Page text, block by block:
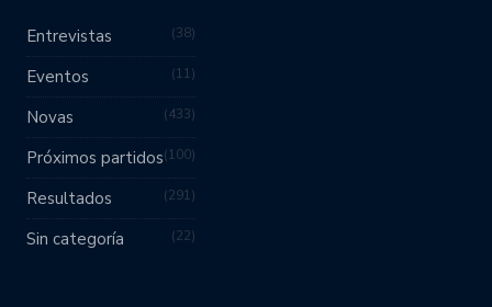
Entrevistas 38
Eventos 11
Novas 433
Próximos partidos 100
Resultados 291
Sin categoría 22